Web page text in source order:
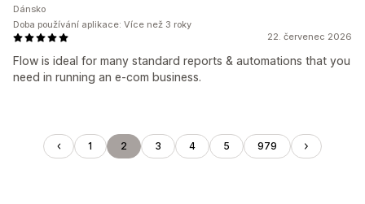
22. červenec 2026
Flow is ideal for many standard reports & automations that you
need in running an e-com business.
Dánsko
Doba používání aplikace: Více než 3 roky
1 2 3 4 5 979